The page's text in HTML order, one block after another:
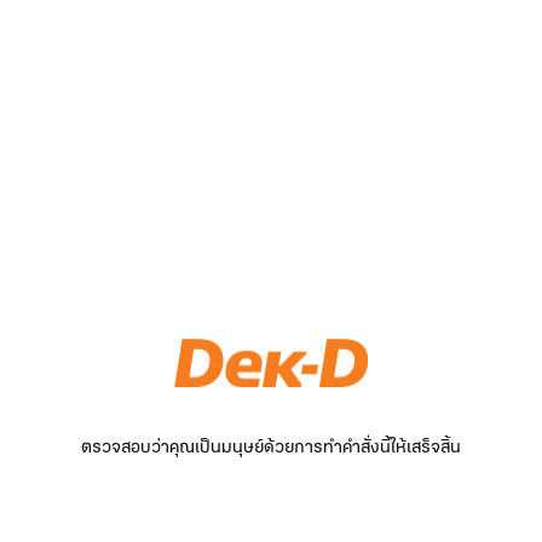
ตรวจสอบว่าคุณเป็นมนุษย์ด้วยการทำคำสั่งนี้ให้เสร็จสิ้น